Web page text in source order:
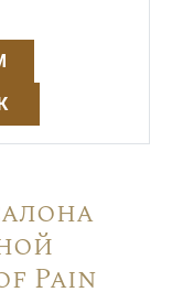
Pain